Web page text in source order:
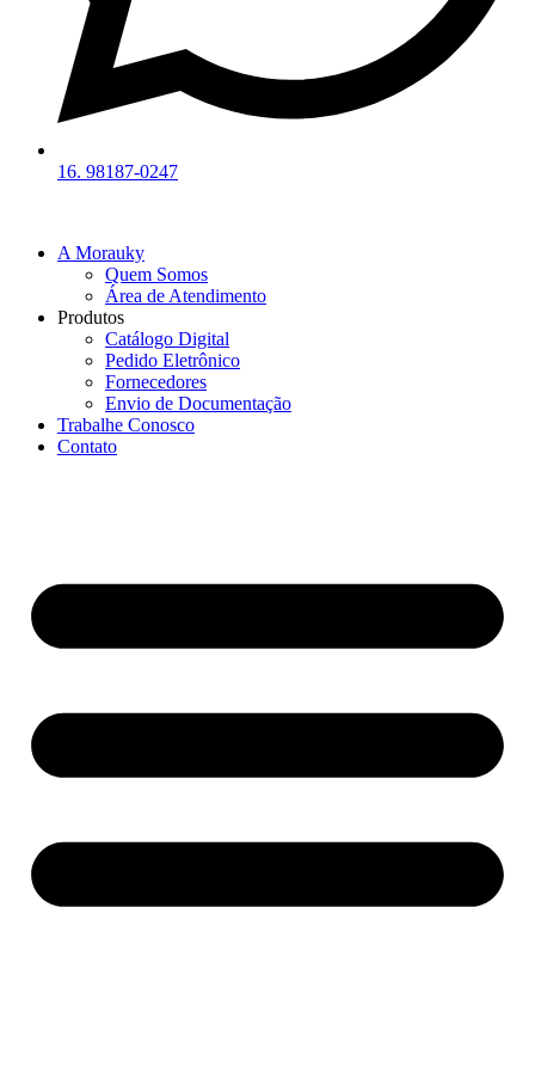
16. 98187-0247
A Morauky
Quem Somos
Área de Atendimento
Produtos
Catálogo Digital
Pedido Eletrônico
Fornecedores
Envio de Documentação
Trabalhe Conosco
Contato